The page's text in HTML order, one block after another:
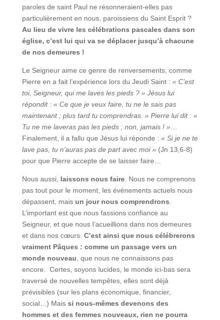
paroles de saint Paul ne résonneraient-elles pas
particulièrement en nous, paroissiens du Saint Esprit ?
Au lieu de vivre les célébrations pascales dans son
église, c’est lui qui va se déplacer jusqu’à chacune
de nos demeures !
Le Seigneur aime ce genre de renversements, comme
Pierre en a fait l’expérience lors du Jeudi Saint : « C’est
toi, Seigneur, qui me laves les pieds ? » Jésus lui
répondit : « Ce que je veux faire, tu ne le sais pas
maintenant ; plus tard tu comprendras. » Pierre lui dit : «
Tu ne me laveras pas les pieds ; non, jamais ! »
Finalement, il a fallu que Jésus lui réponde : « Si je ne te
lave pas, tu n’auras pas de part avec moi » (Jn 13,6-8)
pour que Pierre accepte de se laisser faire…
Nous aussi, laissons nous faire. Nous ne comprenons
pas tout pour le moment, les événements actuels nous
dépassent, mais un jour nous comprendrons
L’important est que nous fassions confiance au
Seigneur, et que nous l’acueillions dans nos demeures
et dans nos cœurs. C’est ainsi que nous célébrerons
vraiment Pâques : comme un passage vers un
monde nouveau , que nous ne connaissons pas
encore. Certes, soyons lucides, le monde ici-bas sera
traversé de nouvelles tempêtes, elles sont déjà
prévisibles (sur les plans économique, financier,
social…) Mais si nous-mêmes devenons des
hommes et des femmes nouveaux, rien ne pourra